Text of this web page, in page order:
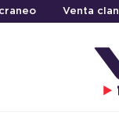
Venta